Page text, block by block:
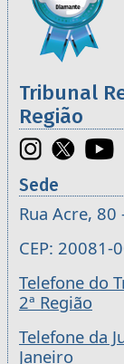
Tribunal
Região
Sede
Rua Acre, 80
CEP: 20081-
Telefone do
2ª Região
Telefone da
Janeiro